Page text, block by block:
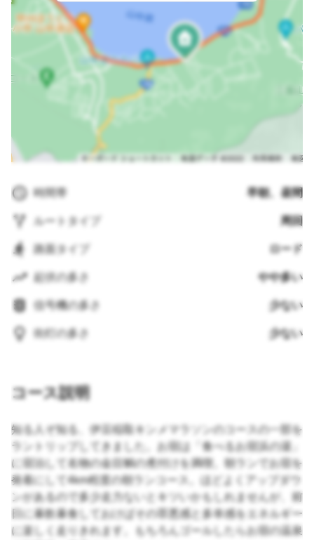
時間帯 早朝、昼間
ルートタイプ 周回
路面タイプ ロード
起伏の多さ やや多い
信号機の多さ 少ない
街灯の多さ 少ない
コース説明
知る人ぞ知る、伊豆稲取キンメマラソンのコースの一部を
ラントリップしてきました。お宿は「食べるお宿浜の湯」
に宿泊して名物の金目鯛の煮付けを満喫。朝ランでお宿を
発着にして4km程度の朝ランコース。ほどよくアップダウ
ンがあるので多少走力ないとキツいかもしれませんが、前
日に暴飲暴食しておけばその罪悪感と多幸感をエネルギー
に楽しく走りきれます。もちろんゴールしたらお宿の温泉